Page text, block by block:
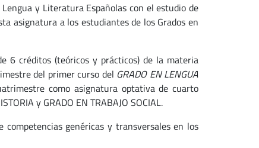
y Literatura Españolas con el estudio de
asignatura a los estudiantes de los Grados en
6 créditos (teóricos y prácticos) de la materia
del primer curso del GRADO EN LENGUA
como asignatura optativa de cuarto
y GRADO EN TRABAJO SOCIAL.
genéricas y transversales en los